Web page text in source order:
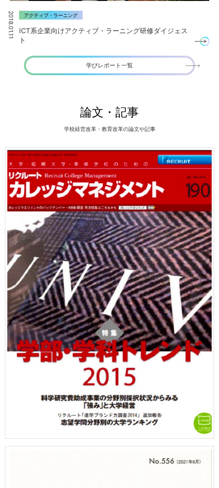
2018.01.11 アクティブ・ラーニング
ICT系企業向けアクティブ・ラーニング研修ダイジェス
ト
学びレポート一覧
論文・記事
学校経営改革・教育改革の論文や記事